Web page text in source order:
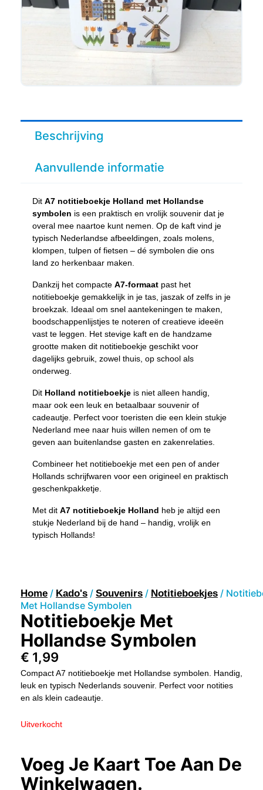
Beschrijving
Aanvullende informatie
Dit A7 notitieboekje Holland met Hollandse
symbolen is een praktisch en vrolijk souvenir dat je
overal mee naartoe kunt nemen. Op de kaft vind je
typisch Nederlandse afbeeldingen, zoals molens,
klompen, tulpen of fietsen – dé symbolen die ons
land zo herkenbaar maken.
Dankzij het compacte A7-formaat past het
notitieboekje gemakkelijk in je tas, jaszak of zelfs in je
broekzak. Ideaal om snel aantekeningen te maken,
boodschappenlijstjes te noteren of creatieve ideeën
vast te leggen. Het stevige kaft en de handzame
grootte maken dit notitieboekje geschikt voor
dagelijks gebruik, zowel thuis, op school als
onderweg.
Dit Holland notitieboekje is niet alleen handig,
maar ook een leuk en betaalbaar souvenir of
cadeautje. Perfect voor toeristen die een klein stukje
Nederland mee naar huis willen nemen of om te
geven aan buitenlandse gasten en zakenrelaties.
Combineer het notitieboekje met een pen of ander
Hollands schrijfwaren voor een origineel en praktisch
geschenkpakketje.
Met dit A7 notitieboekje Holland heb je altijd een
stukje Nederland bij de hand – handig, vrolijk en
typisch Hollands!
Home / Kado's / Souvenirs / Notitieboekjes /
Met Hollandse Symbolen
Notitieboekje Met
Hollandse Symbolen
€ 1,99
Compact A7 notitieboekje met Hollandse symbolen. Handig,
leuk en typisch Nederlands souvenir. Perfect voor notities
en als klein cadeautje.
Uitverkocht
Voeg Je Kaart Toe Aan De
Winkelwagen.